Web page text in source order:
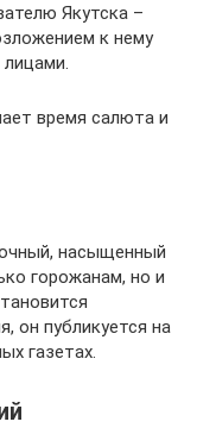
Якутска –
к нему
время салюта и
насыщенный
горожанам, но и
он публикуется на
газетах.